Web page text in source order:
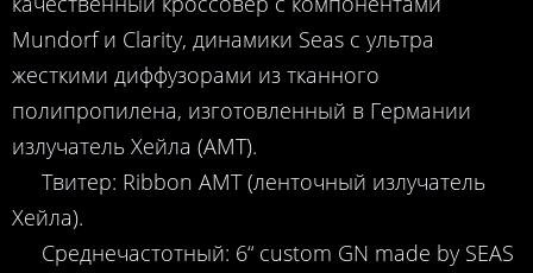
Mundorf и Clarity, динамики Seas c ультра
жесткими диффузорами из тканного
полипропилена, изготовленный в Германии
излучатель Хейла (AMT).
Твитер: Ribbon AMT (ленточный излучатель
Хейла).
Среднечастотный: 6“ custom GN made by SEAS